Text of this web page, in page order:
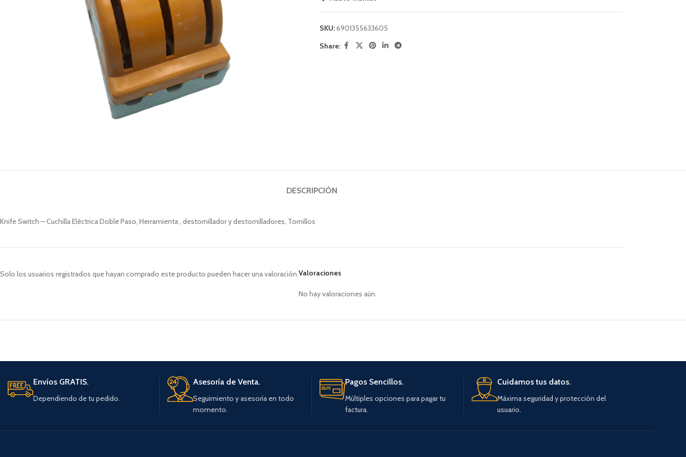
SKU:6901355633605
Share:
DESCRIPCIÓN
Knife Switch – Cuchilla Eléctrica Doble Paso, Herramienta , destornillador y destornilladores, Tornillos
Valoraciones
No hay valoraciones aún.
Solo los usuarios registrados que hayan comprado este producto pueden hacer una valoración.
Envíos GRATIS.
Dependiendo de tu pedido.
Asesoría de Venta.
Seguimiento y asesoría en todo
momento.
Pagos Sencillos.
Múltiples opciones para pagar tu
factura.
Cuidamos tus datos.
Máxima seguridad y protección del
usuario.